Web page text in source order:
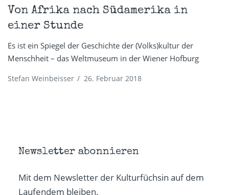
Von Afrika nach Südamerika in
einer Stunde
Es ist ein Spiegel der Geschichte der (Volks)kultur der
Menschheit – das Weltmuseum in der Wiener Hofburg
Stefan Weinbeisser / 26. Februar 2018
Newsletter abonnieren
Mit dem Newsletter der Kulturfüchsin auf dem
Laufendem bleiben.